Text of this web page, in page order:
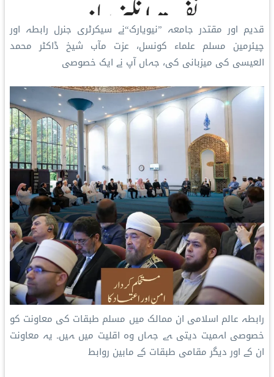
قدیم اور مقتدر جامعہ ”نیویارک“نے سیکرٹری جنرل رابطہ اور
چیئرمین مسلم علماء کونسل، عزت مآب شیخ ڈاکٹر محمد
العیسی کی میزبانی کی، جہاں آپ نے ایک خصوصی
رابطہ عالم اسلامی ان ممالک میں مسلم طبقات کی معاونت کو
خصوصی اہمیت دیتی ہے جہاں وہ اقلیت میں ہیں۔ یہ معاونت
ان کے اور دیگر مقامی طبقات کے مابین روابط